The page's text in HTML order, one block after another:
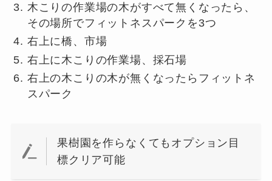
木こりの作業場の木がすべて無くなったら、
その場所でフィットネスパークを3つ
右上に橋、市場
右上に木こりの作業場、採石場
右上の木こりの木が無くなったらフィットネ
スパーク
果樹園を作らなくてもオプション目
標クリア可能